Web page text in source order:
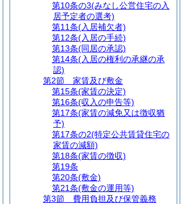
第10条の3(みなし公営住宅の入
居予定者の選考)
第11条(入居補欠者)
第12条(入居の手続)
第13条(同居の承認)
第14条(入居の権利の承継の承
認)
第2節
家賃及び敷金
第15条(家賃の決定)
第16条(収入の申告等)
第17条(家賃の減免又は徴収猶
予)
第17条の2(特定公共賃貸住宅の
家賃の減額)
第18条(家賃の徴収)
第19条
第20条(敷金)
第21条(敷金の運用等)
第3節
費用負担及び保管義務